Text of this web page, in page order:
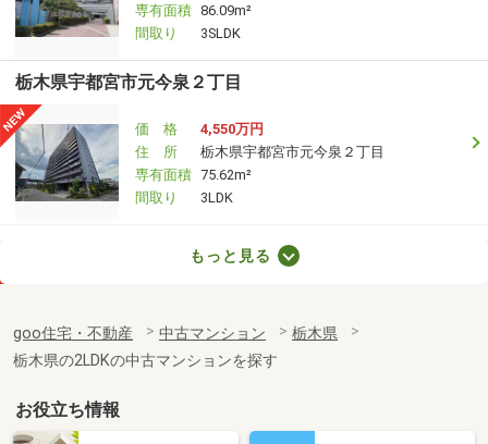
専有面積 86.09m²
間取り
3SLDK
栃木県宇都宮市元今泉２丁目
価 格
4,550万円
住 所
栃木県宇都宮市元今泉２丁目
専有面積 75.62m²
間取り
3LDK
栃木県宇都宮市元今泉２丁目
専有面積 75.62m²
間取り
3LDK
栃木県宇都宮市元今泉２丁目
もっと見る
goo住宅・不動産 中古マンション
栃木県
栃木県の2LDKの中古マンションを探す
お役立ち情報